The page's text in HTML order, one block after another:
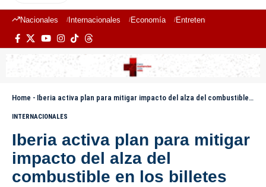
Nacionales Internacionales Economía Entretenimiento
Home - Iberia activa plan para mitigar impacto del alza del combustible en los billetes
INTERNACIONALES
Iberia activa plan para mitigar
impacto del alza del
combustible en los billetes